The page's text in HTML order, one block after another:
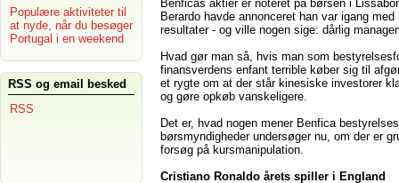
Populære aktiviteter til
at nyde, når du besøger
Portugal i en weekend
RSS og email besked
RSS
Benficas aktier er noteret på børsen i
Berardo havde annonceret han var igang
resultater - og ville nogen sige: dårlig
Hvad gør man så, hvis man som
finansverdens enfant terrible køber sig til
et rygte om at der står kinesiske investorer
og gøre opkøb vanskeligere.
Det er, hvad nogen mener Benfica
børsmyndigheder undersøger nu, om der er
forsøg på kursmanipulation.
Cristiano Ronaldo årets spiller i England